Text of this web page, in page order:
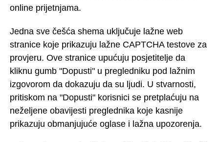
online prijetnjama.
Jedna sve češća shema uključuje lažne web
stranice koje prikazuju lažne CAPTCHA testove za
provjeru. Ove stranice upućuju posjetitelje da
kliknu gumb "Dopusti" u pregledniku pod lažnim
izgovorom da dokazuju da su ljudi. U stvarnosti,
pritiskom na "Dopusti" korisnici se pretplaćuju na
neželjene obavijesti preglednika koje kasnije
prikazuju obmanjujuće oglase i lažna upozorenja.